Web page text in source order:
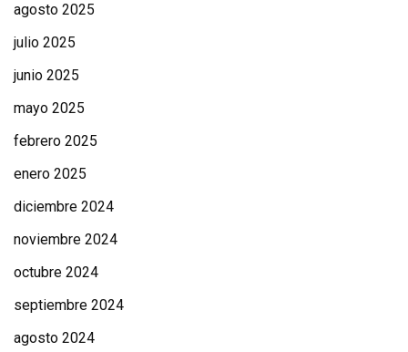
agosto 2025
julio 2025
junio 2025
mayo 2025
febrero 2025
enero 2025
diciembre 2024
noviembre 2024
octubre 2024
septiembre 2024
agosto 2024